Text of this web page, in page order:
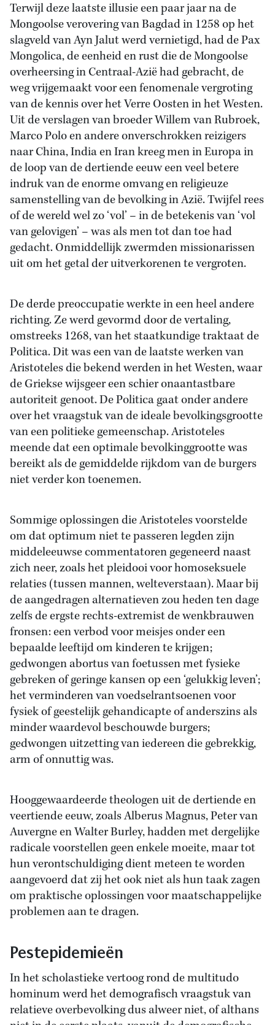
Terwijl deze laatste illusie een paar jaar na de
Mongoolse verovering van Bagdad in 1258 op het
slagveld van Ayn Jalut werd vernietigd, had de Pax
Mongolica, de eenheid en rust die de Mongoolse
overheersing in Centraal-Azië had gebracht, de
weg vrijgemaakt voor een fenomenale vergroting
van de kennis over het Verre Oosten in het Westen.
Uit de verslagen van broeder Willem van Rubroek,
Marco Polo en andere onverschrokken reizigers
naar China, India en Iran kreeg men in Europa in
de loop van de dertiende eeuw een veel betere
indruk van de enorme omvang en religieuze
samenstelling van de bevolking in Azië. Twijfel rees
of de wereld wel zo ‘vol’ – in de betekenis van ‘vol
van gelovigen’ – was als men tot dan toe had
gedacht. Onmiddellijk zwermden missionarissen
uit om het getal der uitverkorenen te vergroten.
De derde preoccupatie werkte in een heel andere
richting. Ze werd gevormd door de vertaling,
omstreeks 1268, van het staatkundige traktaat de
Politica. Dit was een van de laatste werken van
Aristoteles die bekend werden in het Westen, waar
de Griekse wijsgeer een schier onaantastbare
autoriteit genoot. De Politica gaat onder andere
over het vraagstuk van de ideale bevolkingsgrootte
van een politieke gemeenschap. Aristoteles
meende dat een optimale bevolkinggrootte was
bereikt als de gemiddelde rijkdom van de burgers
niet verder kon toenemen.
Sommige oplossingen die Aristoteles voorstelde
om dat optimum niet te passeren legden zijn
middeleeuwse commentatoren gegeneerd naast
zich neer, zoals het pleidooi voor homoseksuele
relaties (tussen mannen, welteverstaan). Maar bij
de aangedragen alternatieven zou heden ten dage
zelfs de ergste rechts-extremist de wenkbrauwen
fronsen: een verbod voor meisjes onder een
bepaalde leeftijd om kinderen te krijgen;
gedwongen abortus van foetussen met fysieke
gebreken of geringe kansen op een ‘gelukkig leven’;
het verminderen van voedselrantsoenen voor
fysiek of geestelijk gehandicapte of anderszins als
minder waardevol beschouwde burgers;
gedwongen uitzetting van iedereen die gebrekkig,
arm of onnuttig was.
Hooggewaardeerde theologen uit de dertiende en
veertiende eeuw, zoals Alberus Magnus, Peter van
Auvergne en Walter Burley, hadden met dergelijke
radicale voorstellen geen enkele moeite, maar tot
hun verontschuldiging dient meteen te worden
aangevoerd dat zij het ook niet als hun taak zagen
om praktische oplossingen voor maatschappelijke
problemen aan te dragen.
Pestepidemieën
In het scholastieke vertoog rond de multitudo
hominum werd het demografisch vraagstuk van
relatieve overbevolking dus alweer niet, of althans